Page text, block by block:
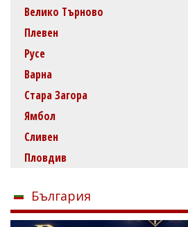
Велико Търново
Плевен
Русе
Варна
Стара Загора
Ямбол
Сливен
Пловдив
България